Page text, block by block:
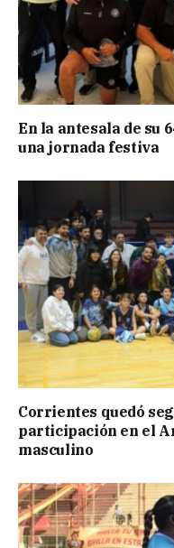
En la antesala de su
una jornada festiva
Corrientes quedó
participación en el
masculino